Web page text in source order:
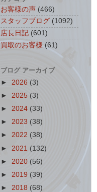
お客様の声 (466)
スタッフブログ (1092)
店長日記 (601)
買取のお客様 (61)
ブログ アーカイブ
► 2026 (3)
► 2025 (3)
► 2024 (33)
► 2023 (38)
► 2022 (38)
► 2021 (132)
► 2020 (56)
► 2019 (39)
► 2018 (68)